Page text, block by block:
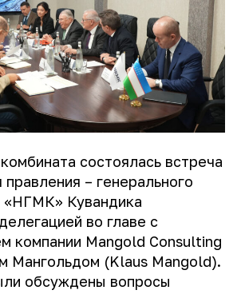
состоялась встреча
– генерального
«НГМК» Кувандика
во главе с
компании Mangold Consulting
Мангольдом (Klaus Mangold).
обсуждены вопросы